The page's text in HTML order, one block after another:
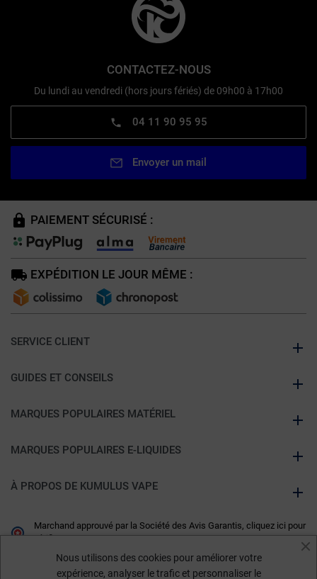
CONTACTEZ-NOUS
Du lundi au vendredi (hors jours fériés) de 09h00 à 17h00
04 11 90 95 95
Envoyer un mail
PAIEMENT SÉCURISÉ :
EXPÉDITION LE JOUR MÊME :
SERVICE CLIENT
GUIDES ET CONSEILS
MARQUES POPULAIRES MATÉRIEL
MARQUES POPULAIRES E-LIQUIDES
À PROPOS DE KUMULUS VAPE
Marchand approuvé par la Société des Avis Garantis, cliquez ici pour
vérifier.
Nous utilisons des cookies pour améliorer votre
expérience, analyser le trafic et personnaliser le